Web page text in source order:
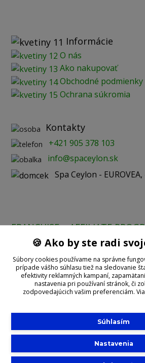
Informácie
O nás
Ako nakupovať
Obchodné podmienky
Ochrana súkromia
Kontakty
+421 905 378 103
info@spaceylon.sk
Spa Ceylon -
FRANCHISE AFFILIATE
Prijímame online platby:
©2020 With
Slovensko
🍪 Ako by ste radi
Súbory cookies používame na správne
prípade vášho súhlasu tiež na sledovanie
efektivity reklamných kampaní,
nastavenia pri používaní stránok, či
zodpovedajúcich vašim preferenciám.
Nastavenia
Súhlasím